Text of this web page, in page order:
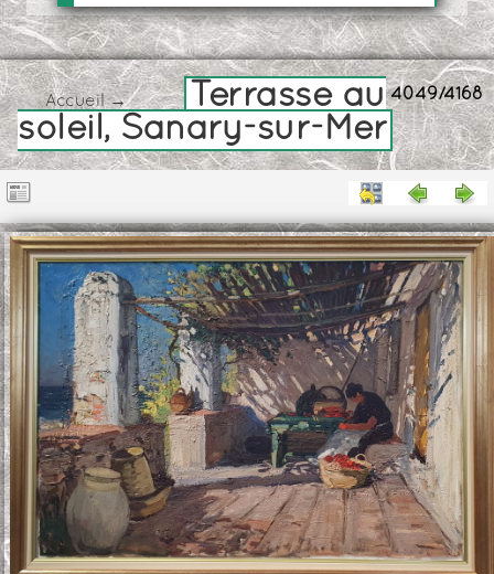
4049/4168
Accueil→
Terrasse au
soleil, Sanary-sur-Mer